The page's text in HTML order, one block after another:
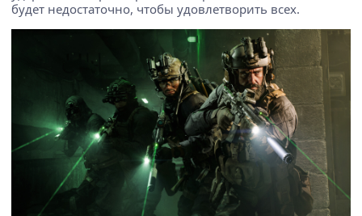
будет недостаточно, чтобы удовлетворить всех.